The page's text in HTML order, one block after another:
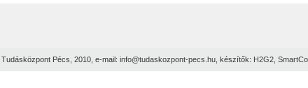
Tudásközpont Pécs, 2010, e-mail: info@tudaskozpont-pecs.hu , készítők: H2G2